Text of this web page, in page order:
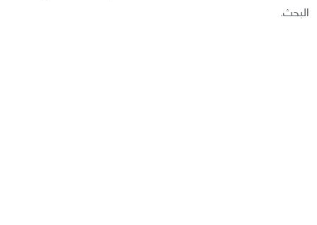
البحث.